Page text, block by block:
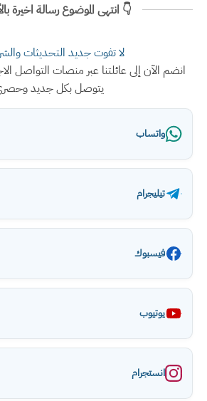
👇 انتهى الموضوع رسالة اخيرة
لا تفوت جديد التحديثات
انضم الآن إلى عائلتنا عبر منصات التواصل
يتوصل بكل جديد
واتساب
تيليجرام
فيسبوك
يوتيوب
انستجرام